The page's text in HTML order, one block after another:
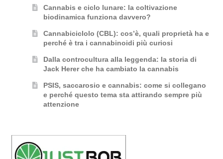
Cannabis e ciclo lunare: la coltivazione
biodinamica funziona davvero?
Cannabiciclolo (CBL): cos’è, quali proprietà ha e
perché è tra i cannabinoidi più curiosi
Dalla controcultura alla leggenda: la storia di
Jack Herer che ha cambiato la cannabis
PSIS, saccarosio e cannabis: come si collegano
e perché questo tema sta attirando sempre più
attenzione